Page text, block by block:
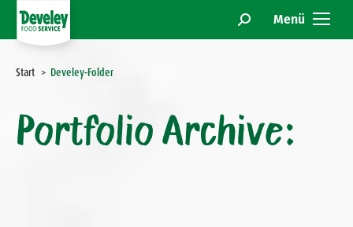
Menü
Search:
Portfolio Archive:
Sie befinden sich hier:
Start Develey-Folder